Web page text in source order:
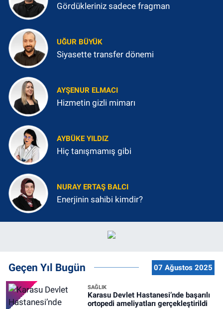
Gördükleriniz sadece fragman
UĞUR BÜYÜK
Siyasette transfer dönemi
AYŞENUR ELMACI
Hizmetin gizli mimarı
AYBÜKE YILDIZ
Hiç tanışmamış gibi
NURAY ERTAŞ BALCI
Enerjinin sahibi kimdir?
Geçen Yıl Bugün 07 Ağustos 2025
SAĞLIK
Karasu Devlet Hastanesi’nde başarılı
ortopedi ameliyatları gerçekleştirildi